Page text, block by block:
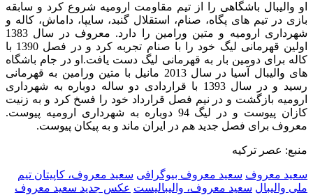
او والیبال باشگاهی را از تیم مقاومت ارومیه شروع کرد و سابقه
بازی در تیم های پگاه، صنام، استقلال گنبد، سایپا، داماش، کاله و
شهرداری ارومیه و متین ورامین را دارد. معروف در سال 1383
اولین قهرمانی لیگ خود را با صنام تجربه کرد و در فصل 1390 با
کاله برای دومین بار به قهرمانی لیگ دست یافت.او در جام باشگاه
های والیبال آسیا در سال 2013 مانیل با متین ورامین به قهرمانی
رسید و در سال 1393 با قراردادی دو ساله دوباره به شهرداری
ارومیه بازگشت و در نیم فصل قرارداد خود را فسخ کرد و به زنیت
کازان پیوست و در لیگ 94 دوباره به شهرداری ارومیه پیوست.
معروف برای فصل جدید هم در ایران ماند و به پیکان پیوست.
منبع: عصر ترکیه
سعید معروف سعید معروف بیوگرافی سعید معروف، کاپیتان تیم
ملی والیبال سعید معروف، والیبالیست عکس جدید سعید معروف